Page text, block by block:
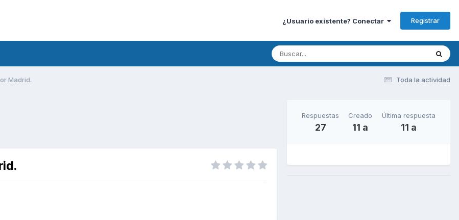
¿Usuario existente? Conectar Registrar
Toda la actividad
Madrid.
Respuestas
27
Creado
11 a
Última respuesta
11 a